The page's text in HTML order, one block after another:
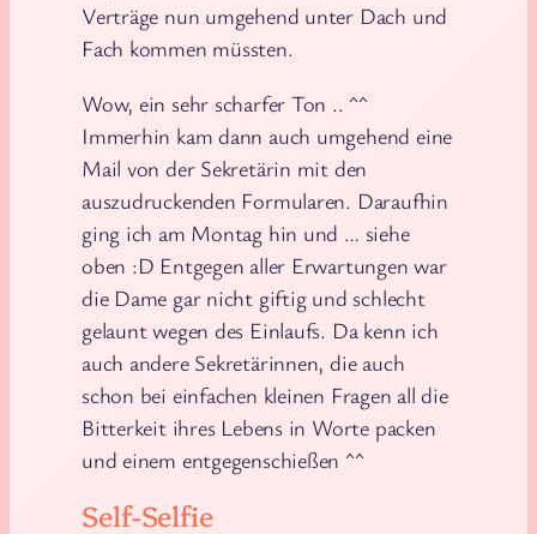
Verträge nun umgehend unter Dach und
Fach kommen müssten.
Wow, ein sehr scharfer Ton .. ^^
Immerhin kam dann auch umgehend eine
Mail von der Sekretärin mit den
auszudruckenden Formularen. Daraufhin
ging ich am Montag hin und … siehe
oben :D Entgegen aller Erwartungen war
die Dame gar nicht giftig und schlecht
gelaunt wegen des Einlaufs. Da kenn ich
auch andere Sekretärinnen, die auch
schon bei einfachen kleinen Fragen all die
Bitterkeit ihres Lebens in Worte packen
und einem entgegenschießen ^^
Self-Selfie